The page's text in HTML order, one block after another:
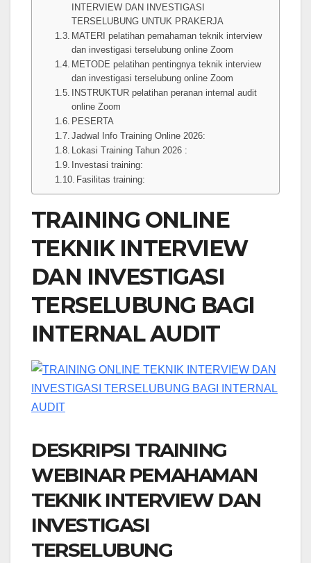
INTERVIEW DAN INVESTIGASI
TERSELUBUNG UNTUK PRAKERJA
MATERI pelatihan pemahaman teknik interview
dan investigasi terselubung online Zoom
METODE pelatihan pentingnya teknik interview
dan investigasi terselubung online Zoom
INSTRUKTUR pelatihan peranan internal audit
online Zoom
PESERTA
Jadwal Info Training Online 2026:
Lokasi Training Tahun 2026 :
Investasi training:
Fasilitas training:
TRAINING ONLINE
TEKNIK INTERVIEW
DAN INVESTIGASI
TERSELUBUNG BAGI
INTERNAL AUDIT
DESKRIPSI TRAINING
WEBINAR PEMAHAMAN
TEKNIK INTERVIEW DAN
INVESTIGASI
TERSELUBUNG